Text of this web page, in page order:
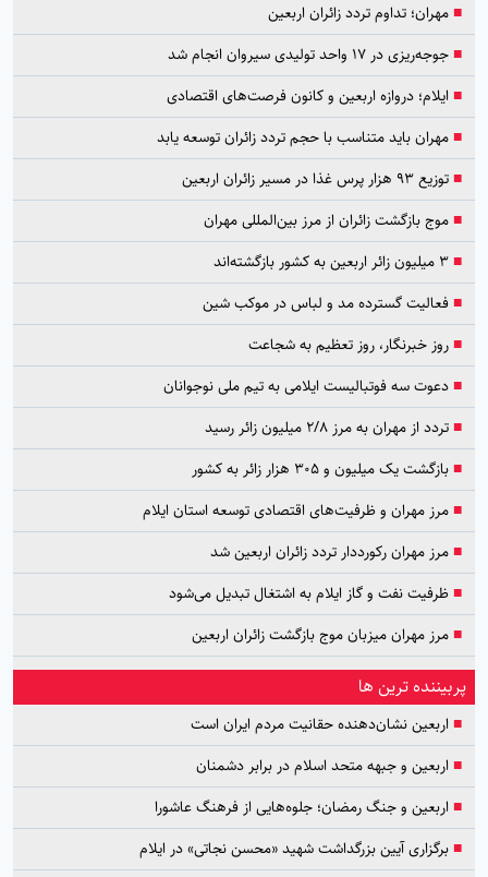
■مهران؛ تداوم تردد زائران اربعین
■جوجه‌ریزی در ۱۷ واحد تولیدی سیروان انجام شد
■ ایلام؛ دروازه اربعین و کانون فرصت‌های اقتصادی
■مهران باید متناسب با حجم تردد زائران توسعه یابد
■توزیع ۹۳ هزار پرس غذا در مسیر زائران اربعین
■موج بازگشت زائران از مرز بین‌المللی مهران
■۳ میلیون زائر اربعین به کشور بازگشته‌اند
■فعالیت گسترده مد و لباس در موکب شین
■روز خبرنگار، روز تعظیم به شجاعت
■دعوت سه فوتبالیست ایلامی به تیم ملی نوجوانان
■تردد از مهران به مرز ۲/۸ میلیون زائر رسید
■بازگشت یک میلیون و ۳۰۵ هزار زائر به کشور
■مرز مهران و ظرفیت‌های اقتصادی توسعه استان ایلام
■مرز مهران رکورددار تردد زائران اربعین شد
■ظرفیت نفت و گاز ایلام به اشتغال تبدیل می‌شود
■مرز مهران میزبان موج بازگشت زائران اربعین
پربیننده ترین ها
■ اربعین نشان‌دهنده حقانیت مردم ایران است
■ اربعین و جبهه متحد اسلام در برابر دشمنان
■ اربعین و جنگ رمضان؛ جلوه‌هایی از فرهنگ عاشورا
■برگزاری آیین بزرگداشت شهید «محسن نجاتی» در ایلام